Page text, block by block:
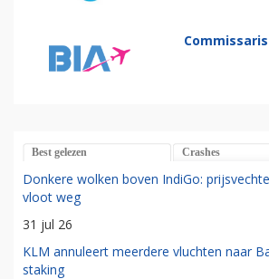
Commissaris
Best gelezen Crashes
Donkere wolken boven IndiGo:
vloot weg
31 jul 26
KLM annuleert meerdere vluchten naar
staking